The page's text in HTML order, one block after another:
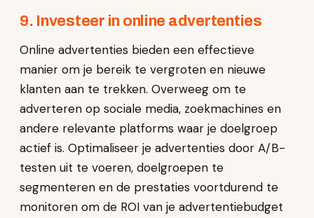
9. Investeer in online advertenties
Online advertenties bieden een effectieve
manier om je bereik te vergroten en nieuwe
klanten aan te trekken. Overweeg om te
adverteren op sociale media, zoekmachines en
andere relevante platforms waar je doelgroep
actief is. Optimaliseer je advertenties door A/B-
testen uit te voeren, doelgroepen te
segmenteren en de prestaties voortdurend te
monitoren om de ROI van je advertentiebudget